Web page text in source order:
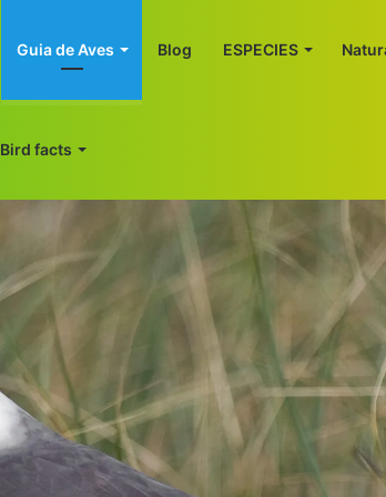
Guia de Aves Blog ESPECIES
Bird facts